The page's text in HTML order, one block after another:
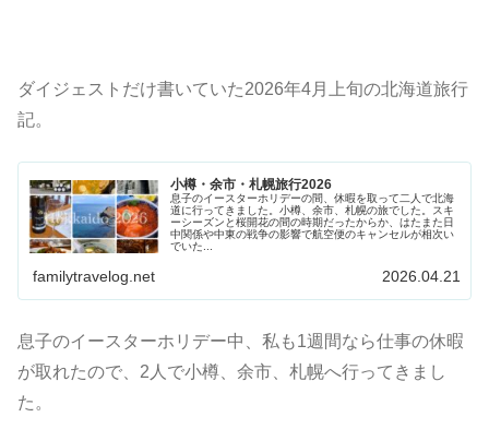
ダイジェストだけ書いていた2026年4月上旬の北海道旅行
記。
小樽・余市・札幌旅行2026
息子のイースターホリデーの間、休暇を取って二人で北海
道に行ってきました。小樽、余市、札幌の旅でした。スキ
ーシーズンと桜開花の間の時期だったからか、はたまた日
中関係や中東の戦争の影響で航空便のキャンセルが相次い
でいた...
familytravelog.net 2026.04.21
息子のイースターホリデー中、私も1週間なら仕事の休暇
が取れたので、2人で小樽、余市、札幌へ行ってきまし
た。